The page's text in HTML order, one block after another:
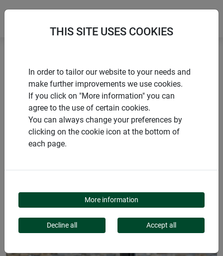
Accueil
Voiles et films durables
Housse d'hivernage PROTECT XL
PRODUITS
HOUSSE D'HIVERNAGE
PROTECT XL
THIS SITE USES COOKIES
In order to tailor our website to your needs and
make further improvements we use cookies.
If you click on "More information" you can
agree to the use of certain cookies.
You can always change your preferences by
clicking on the cookie icon at the bottom of
each page.
More information
Decline all Accept all